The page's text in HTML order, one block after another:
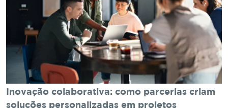
Inovação colaborativa: como parcerias criam
soluções personalizadas em projetos